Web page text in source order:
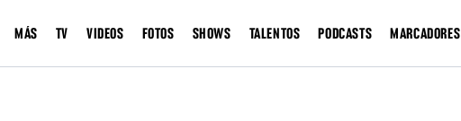
MÁS TV VIDEOS FOTOS SHOWS TALENTOS PODCASTS MARCADORES